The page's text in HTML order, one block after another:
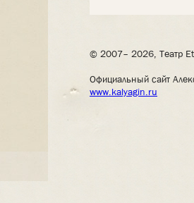
© 2007– 2026, Театр
Официальный сайт
www.kalyagin.ru